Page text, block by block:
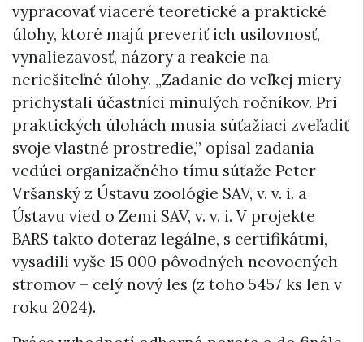
vypracovať viaceré teoretické a praktické
úlohy, ktoré majú preveriť ich usilovnosť,
vynaliezavosť, názory a reakcie na
neriešiteľné úlohy. „Zadanie do veľkej miery
prichystali účastníci minulých ročníkov. Pri
praktických úlohách musia súťažiaci zveľadiť
svoje vlastné prostredie,” opísal zadania
vedúci organizačného tímu súťaže Peter
Vršanský z Ústavu zoológie SAV, v. v. i. a
Ústavu vied o Zemi SAV, v. v. i. V projekte
BARS takto doteraz legálne, s certifikátmi,
vysadili vyše 15 000 pôvodných neovocných
stromov – celý nový les (z toho 5457 ks len v
roku 2024).